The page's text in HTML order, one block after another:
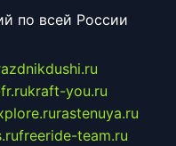
по всей России
kraft-you.ru
rastenuya.ru
freeride-team.ru